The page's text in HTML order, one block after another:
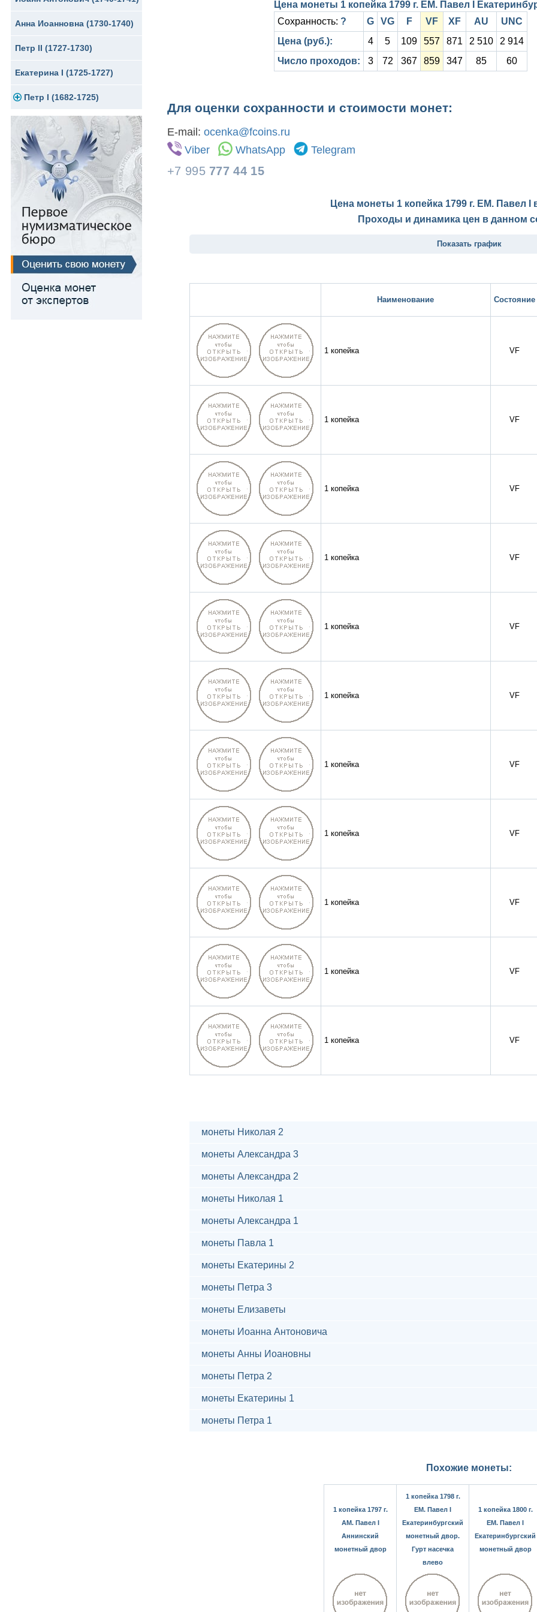
Сибирские монеты
Для Молдавии и Валахии
Таврические монеты
Серебро
Медь
Для Пруссии
Ливонезы
Альбертусталер
Анна Иоанновна (1730-1740)
Петр II (1727-1730)
Екатерина I (1725-1727)
Петр I (1682-1725)
Золото
Серебро
Медь
Для Речи Посполитой
Цена монеты 1 копейка 1799 г. ЕМ. Павел I
Сохранность: ? G VG F VF XF AU
UNC
Цена (руб.):
4 5 109 557 871 2 510
2 914
Число проходов:
3 72 367 859 347 85 60
Для оценки сохранности и стоимости монет:
E-mail: ocenka@fcoins.ru
Viber
WhatsApp Telegram
+7 995 777 44 15
Цена монеты 1 копейка 1799 г. ЕМ. Павел I
Проходы и динамика цен в данном
Показать график
Наименование Состояние
1 копейка VF
1 копейка VF
1 копейка VF
1 копейка VF
1 копейка VF
1 копейка VF
1 копейка VF
1 копейка VF
1 копейка VF
1 копейка VF
1 копейка VF
монеты Николая 2
монеты Александра 3
монеты Александра 2
монеты Николая 1
монеты Александра 1
монеты Павла 1
монеты Екатерины 2
монеты Петра 3
монеты Елизаветы
монеты Иоанна Антоновича
монеты Анны Иоановны
монеты Петра 2
монеты Екатерины 1
монеты Петра 1
Похожие монеты:
1 копейка 1797 г.
АМ. Павел I
Аннинский
монетный двор
1 копейка 1798 г.
ЕМ. Павел I
Екатеринбургский
монетный двор.
Гурт насечка
влево
1 копейка 1800 г.
ЕМ. Павел I
Екатеринбургский
монетный двор